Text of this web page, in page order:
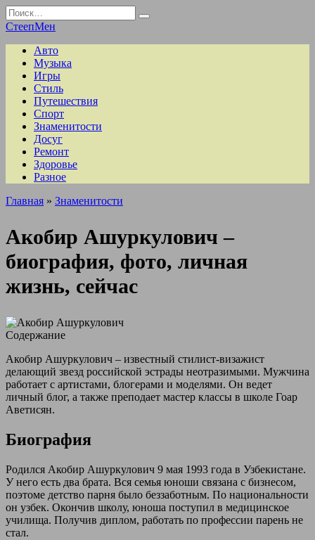
Перейти
к
Search
for:
СтеепМен
Авто
Музыка
Игры
Стиль
Путешествия
Спорт
Знаменитости
Досуг
Ремонт
Здоровье
Разное
Главная » Знаменитости
Акобир Ашуркулович –
биография, фото, личная
жизнь, сейчас
Содержание
Акобир Ашуркулович – известный стилист-визажист
делающий звезд российской эстрады неотразимыми. Мужчина
работает с артистами, блогерами и моделями. Он ведет
личный блог, а также преподает мастер классы в школе Гоар
Аветисян.
Биография
Родился Акобир Ашуркулович 9 мая 1993 года в Узбекистане.
У него есть два брата. Вся семья юноши связана с бизнесом,
поэтоме детство парня было беззаботным. По национальности
он узбек. Окончив школу, юноша поступил в медицинское
училища. Получив диплом, работать по профессии парень не
стал.